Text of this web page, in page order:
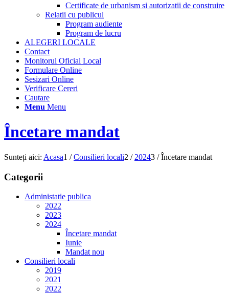
Certificate de urbanism si autorizatii de construire
Relatii cu publicul
Program audiente
Program de lucru
ALEGERI LOCALE
Contact
Monitorul Oficial Local
Formulare Online
Sesizari Online
Verificare Cereri
Cautare
Menu Menu
Încetare mandat
Sunteți aici: Acasa1 / Consilieri locali2 / 20243 / Încetare mandat
Categorii
Administatie publica
2022
2023
2024
Încetare mandat
Iunie
Mandat nou
Consilieri locali
2019
2021
2022